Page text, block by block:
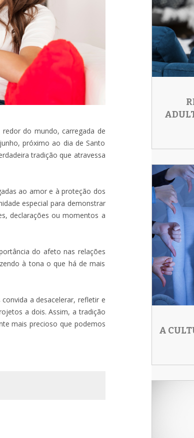
do mundo, carregada de
próximo ao dia de Santo
tradição que atravessa
ao amor e à proteção dos
especial para demonstrar
declarações ou momentos a
do afeto nas relações
à tona o que há de mais
a desacelerar, refletir e
a dois. Assim, a tradição
mais precioso que podemos
A